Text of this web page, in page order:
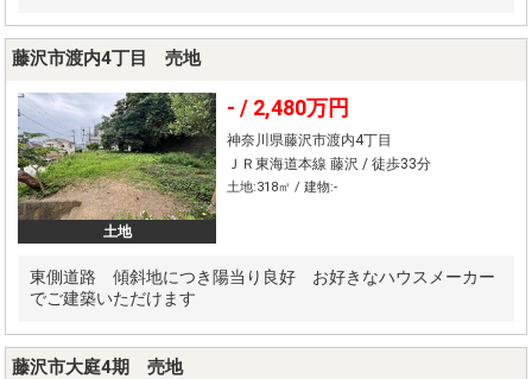
藤沢市渡内4丁目 売地
土地
- / 2,480万円
神奈川県藤沢市渡内4丁目
ＪＲ東海道本線 藤沢 / 徒歩33分
土地:318㎡ / 建物:-
東側道路 傾斜地につき陽当り良好 お好きなハウスメーカー
でご建築いただけます
藤沢市大庭4期 売地